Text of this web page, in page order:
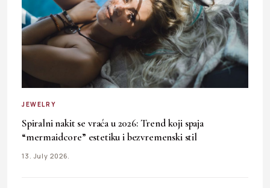
JEWELRY
Spiralni nakit se vraća u 2026: Trend koji spaja
“mermaidcore” estetiku i bezvremenski stil
13. July 2026.